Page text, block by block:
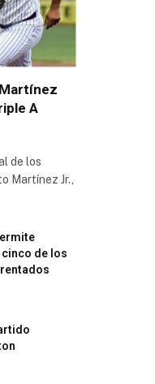
A
de los
Martínez Jr.,
de los